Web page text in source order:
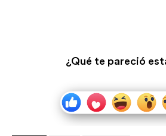
¿Qué te pareció